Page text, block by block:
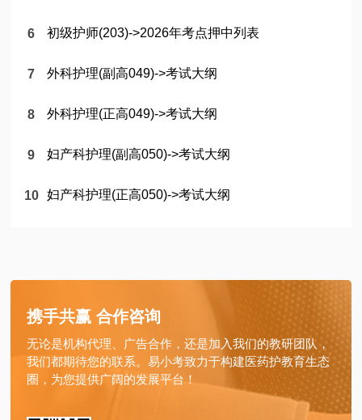
初级护师(203)->2026年考点押中列表
外科护理(副高049)->考试大纲
外科护理(正高049)->考试大纲
妇产科护理(副高050)->考试大纲
妇产科护理(正高050)->考试大纲
携手共赢 合作咨询
无论是机构代理、广告合作，还是加入我们的教研团队，
我们都期待您的联系。易小考致力于构建医药护教育生态
圈，为您提供广阔的发展平台！